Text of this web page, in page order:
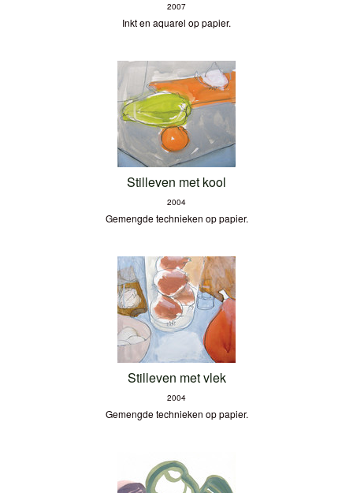
2007
Inkt en aquarel op papier.
Stilleven met kool
2004
Gemengde technieken op papier.
Stilleven met vlek
2004
Gemengde technieken op papier.